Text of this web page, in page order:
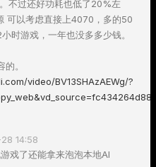
不过还好功耗也低了20%左
可以考虑直接上4070，多的50
时游戏，一年也没多多少钱。
。
video/BV13SHAzAEWg/?
14:58
戏了还能拿来泡泡本地AI